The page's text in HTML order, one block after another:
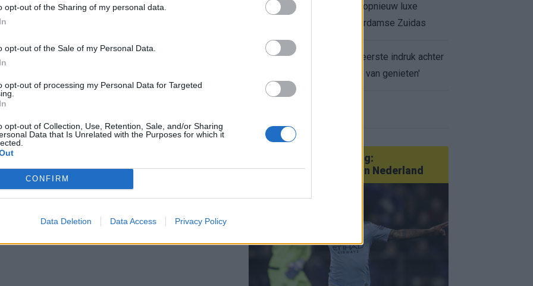
opt-out of the Sharing of my personal data.
opt-out of the Sale of my Personal Data.
opt-out of processing my Personal Data for Targeted
opt-out of Collection, Use, Retention, Sale, and/or Sharing
Data that Is Unrelated with the Purposes for which it
CONFIRM
Data Deletion Data Access Privacy Policy
Hakim Ziyech verhuurt opnieuw luxe
appartement op Amsterdamse Zuidas
Marcos Leonardo laat eerste indruk achter
bij Ajax: 'Hier gaan fans van genieten'
Van Götze tot Sterling:
statementtransfers in Nederland